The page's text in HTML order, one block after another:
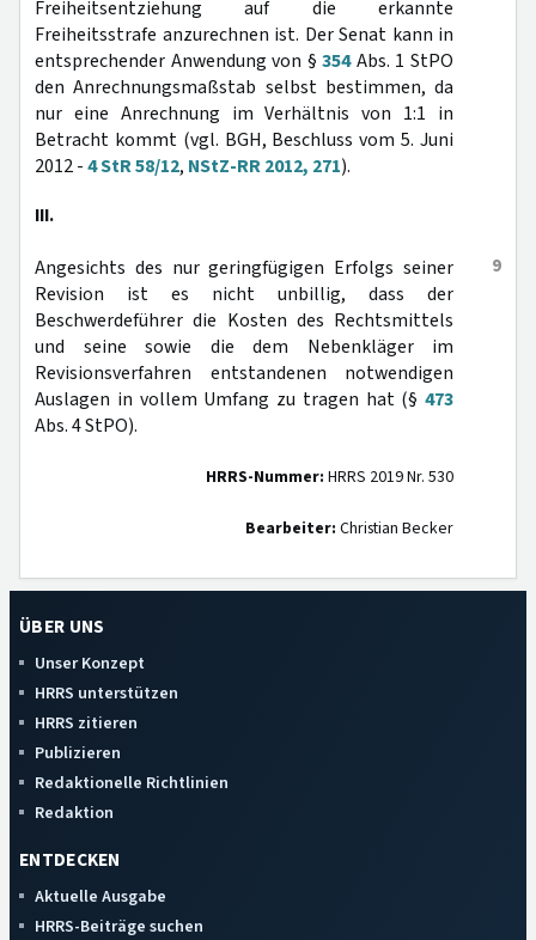
Freiheitsentziehung auf die erkannte
Freiheitsstrafe anzurechnen ist. Der Senat kann in
entsprechender Anwendung von §354Abs. 1 StPO
den Anrechnungsmaßstab selbst bestimmen, da
nur eine Anrechnung im Verhältnis von 1:1 in
Betracht kommt (vgl. BGH, Beschluss vom 5. Juni
2012 -4 StR 58/12, NStZ-RR 2012, 271).
III.
9
Angesichts des nur geringfügigen Erfolgs seiner
Revision ist es nicht unbillig, dass der
Beschwerdeführer die Kosten des Rechtsmittels
und seine sowie die dem Nebenkläger im
Revisionsverfahren entstandenen notwendigen
Auslagen in vollem Umfang zu tragen hat (§ 473
Abs. 4 StPO).
HRRS-Nummer: HRRS 2019 Nr. 530
Bearbeiter: Christian Becker
ÜBER UNS
Unser Konzept
HRRS unterstützen
HRRS zitieren
Publizieren
Redaktionelle Richtlinien
Redaktion
ENTDECKEN
Aktuelle Ausgabe
HRRS-Beiträge suchen